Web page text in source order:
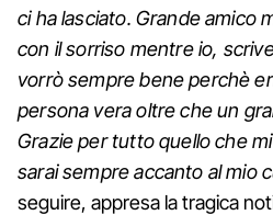
ci ha lasciato. Grande amico
con il sorriso mentre io,
vorrò sempre bene perchè
persona vera oltre che un
Grazie per tutto quello che
sarai sempre accanto al mio
seguire, appresa la tragica